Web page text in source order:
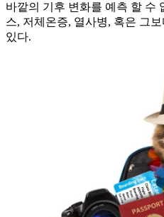
바깥의 기후 변화를 예측 할 수
스, 저체온증, 열사병, 혹은 그
있다.